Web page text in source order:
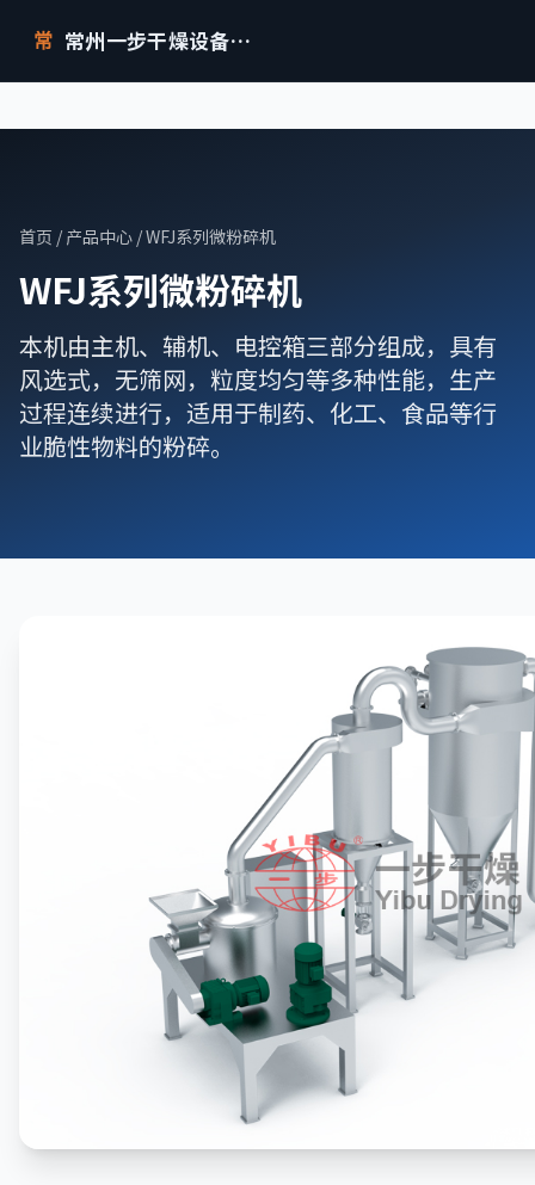
常 常州一步干燥设备有限公司
首页 / 产品中心 / WFJ系列微粉碎机
WFJ系列微粉碎机
本机由主机、辅机、电控箱三部分组成，具有
风选式，无筛网，粒度均匀等多种性能，生产
过程连续进行，适用于制药、化工、食品等行
业脆性物料的粉碎。